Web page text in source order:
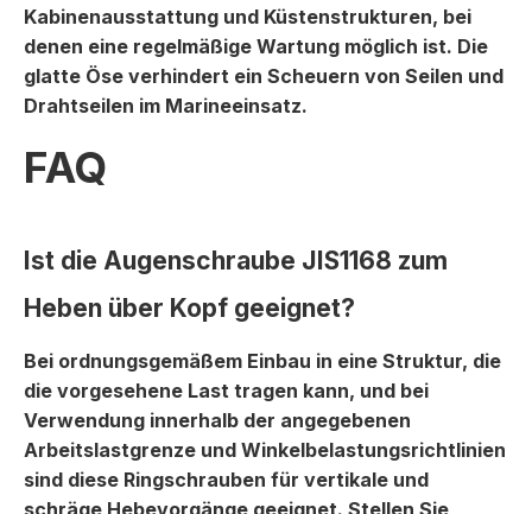
Kabinenausstattung und Küstenstrukturen, bei
denen eine regelmäßige Wartung möglich ist. Die
glatte Öse verhindert ein Scheuern von Seilen und
Drahtseilen im Marineeinsatz.
FAQ
Ist die Augenschraube JIS1168 zum
Heben über Kopf geeignet?
Bei ordnungsgemäßem Einbau in eine Struktur, die
die vorgesehene Last tragen kann, und bei
Verwendung innerhalb der angegebenen
Arbeitslastgrenze und Winkelbelastungsrichtlinien
sind diese Ringschrauben für vertikale und
schräge Hebevorgänge geeignet. Stellen Sie